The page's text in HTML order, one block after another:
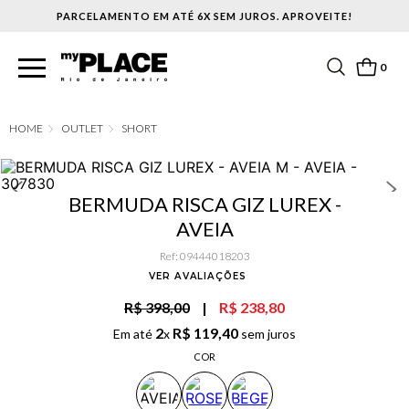
PARCELAMENTO EM ATÉ 6X SEM JUROS. APROVEITE!
0
OUTLET SHORT
BERMUDA RISCA GIZ LUREX -
AVEIA
Ref: 09444018203
VER AVALIAÇÕES
R$ 398,00 | R$ 238,80
Em até 2x R$ 119,40 sem juros
COR